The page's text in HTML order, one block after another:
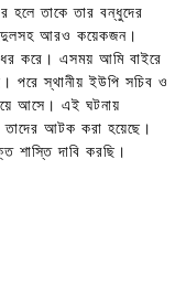
হলে তাকে তার বন্ধুদের
আরও কয়েকজন।
করে। এসময় আমি বাইরে
পরে স্থানীয় ইউপি সচিব ও
আসে। এই ঘটনায়
তাদের আটক করা হয়েছে।
শাস্তি দাবি করছি।